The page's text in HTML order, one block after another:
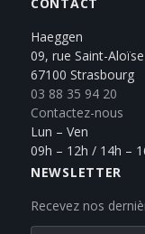
Haeggen
09, rue Saint-Aloïse
67100 Strasbourg
03 88 35 94 20
Contactez-nous
Lun – Ven
09h – 12h / 14h –
NEWSLETTER
Recevez nos